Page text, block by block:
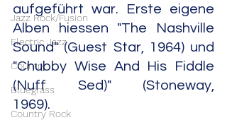
Jazz Rock/Fusion
Electric Jazz
Country
Bluegrass
Country Rock
aufgeführt war. Erste eigene
Alben hiessen "The Nashville
Sound" (Guest Star, 1964) und
"Chubby Wise And His Fiddle
(Nuff Sed)" (Stoneway,
1969).